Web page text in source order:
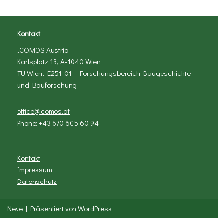
Kontakt
ICOMOS Austria
Karlsplatz 13, A-1040 Wien
TU Wien, E251-01 – Forschungsbereich Baugeschichte
und Bauforschung
office@icomos.at
Phone: +43 670 605 60 94
Kontakt
Impressum
Datenschutz
Neve | Präsentiert von WordPress